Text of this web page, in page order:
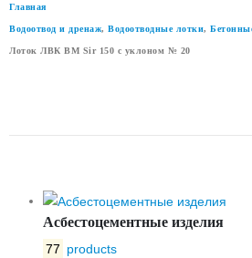
Главная
Водоотвод и дренаж, Водоотводные лотки,
Лоток ЛВК ВМ Sir 150 с уклоном № 20
Асбестоцементные изделия
77 products